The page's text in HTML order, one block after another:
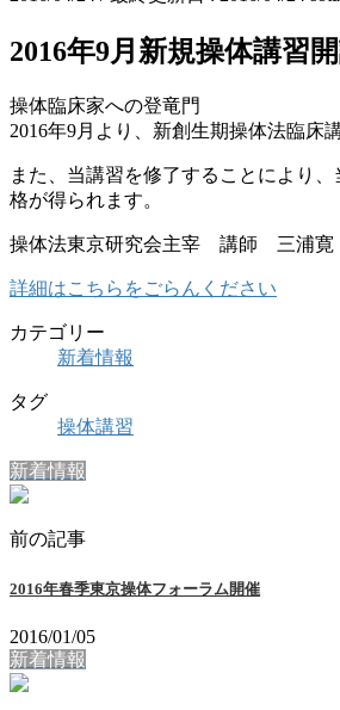
2016年9月新規操体講習
操体臨床家への登竜門
2016年9月より、新創生期操体法臨床
また、当講習を修了することにより
格が得られます。
操体法東京研究会主宰 講師 三浦寛
詳細はこちらをごらんください
カテゴリー
新着情報
タグ
操体講習
新着情報
前の記事
2016年春季東京操体フォーラム開催
2016/01/05
新着情報